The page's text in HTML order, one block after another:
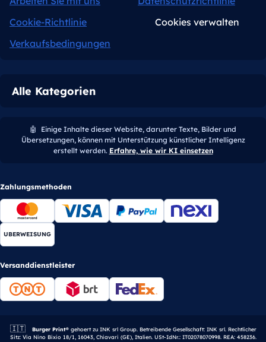
Cookie-Richtlinie
Cookies verwalten
Verkaufsbedingungen
Alle Kategorien
🤖
Einige Inhalte dieser Website, darunter Texte, Bilder und
Übersetzungen, können mit Unterstützung künstlicher Intelligenz
erstellt werden. Erfahre, wie wir KI einsetzen
Zahlungsmethoden
UBERWEISUNG
Versanddienstleister
🇮🇹 Italienisches Unternehmen.
Burger Print®gehoert zu INK srl Group. Betreibende Gesellschaft: INK srl. Rechtlicher
Sitz: Via Nino Bixio 18/1, 16043, Chiavari (GE), Italien. USt-IdNr.: IT02078070998. REA: 458236.